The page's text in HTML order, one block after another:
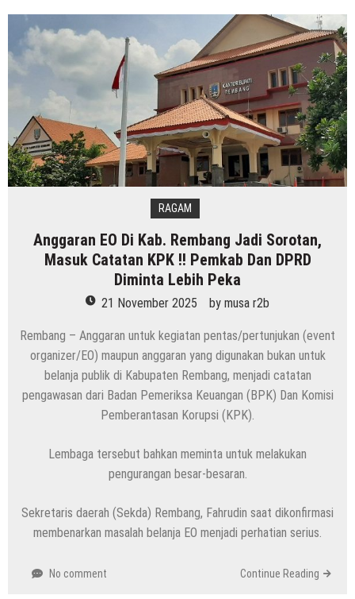
RAGAM
Anggaran EO Di Kab. Rembang Jadi Sorotan,
Masuk Catatan KPK !! Pemkab Dan DPRD
Diminta Lebih Peka
21 November 2025 by musa r2b
Rembang – Anggaran untuk kegiatan pentas/pertunjukan (event
organizer/EO) maupun anggaran yang digunakan bukan untuk
belanja publik di Kabupaten Rembang, menjadi catatan
pengawasan dari Badan Pemeriksa Keuangan (BPK) Dan Komisi
Pemberantasan Korupsi (KPK).
Lembaga tersebut bahkan meminta untuk melakukan
pengurangan besar-besaran.
Sekretaris daerah (Sekda) Rembang, Fahrudin saat dikonfirmasi
membenarkan masalah belanja EO menjadi perhatian serius.
No comment Continue Reading